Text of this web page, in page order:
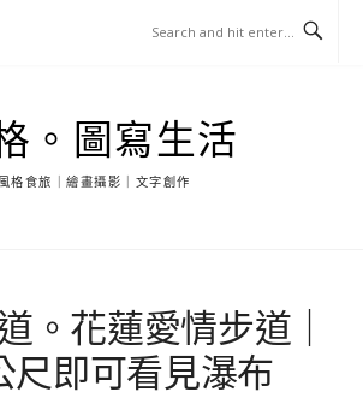
。圖寫生活
風格食旅｜繪畫攝影｜文字創作
。花蓮愛情步道｜
尺即可看見瀑布